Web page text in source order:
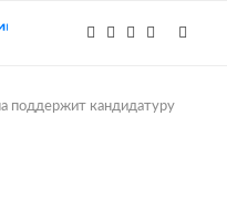
поддержит кандидатуру